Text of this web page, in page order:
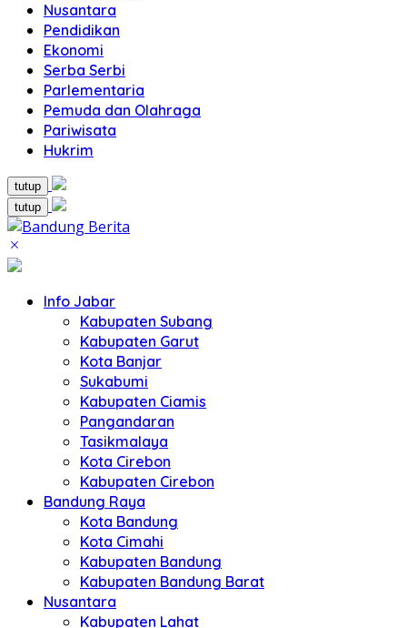
Nusantara
Pendidikan
Ekonomi
Serba Serbi
Parlementaria
Pemuda dan Olahraga
Pariwisata
Hukrim
tutup
tutup
Info Jabar
Kabupaten Subang
Kabupaten Garut
Kota Banjar
Sukabumi
Kabupaten Ciamis
Pangandaran
Tasikmalaya
Kota Cirebon
Kabupaten Cirebon
Bandung Raya
Kota Bandung
Kota Cimahi
Kabupaten Bandung
Kabupaten Bandung Barat
Nusantara
Kabupaten Lahat